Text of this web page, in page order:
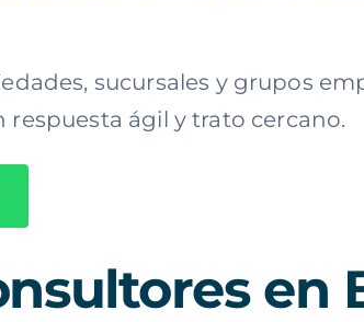
sucursales y grupos
ágil y trato cercano.
en